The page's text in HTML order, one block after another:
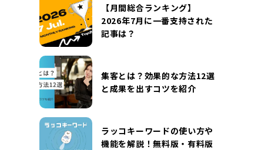
【月間総合ランキング】
2026年7月に一番支持された
記事は？
集客とは？効果的な方法12選
と成果を出すコツを紹介
ラッコキーワードの使い方や
機能を解説！無料版・有料版